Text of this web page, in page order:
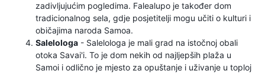
zadivljujućim pogledima. Falealupo je također dom
tradicionalnog sela, gdje posjetitelji mogu učiti o kulturi i
običajima naroda Samoa.
Salelologa - Salelologa je mali grad na istočnoj obali
otoka Savai'i. To je dom nekih od najljepših plaža u
Samoi i odlično je mjesto za opuštanje i uživanje u toploj